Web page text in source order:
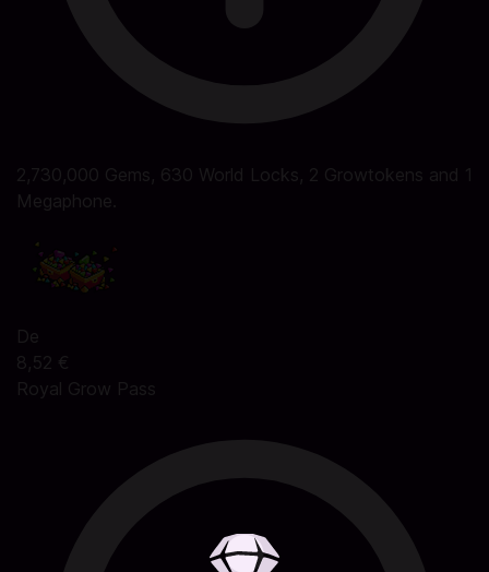
2,730,000 Gems, 630 World Locks, 2 Growtokens and 1
Megaphone.
De
8,52 €
Royal Grow Pass